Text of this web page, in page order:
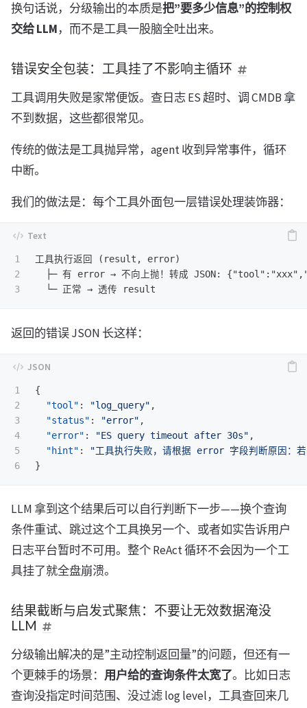
换句话说，分级输出的本质是把”要多少信息”的控制权
交给 LLM，而不是工具一股脑全吐出来。
错误安全包装：工具挂了不影响主循环
工具调用失败是家常便饭。查日志 ES 超时、调 CMDB 拿
不到数据，这些都很常见。
传统的做法是工具抛异常，agent 收到异常事件，循环
中断。
我们的做法是：每个工具外面包一层错误处理装饰器：
1
2
工具执行返回 (result, error)
├─ 有 error → 不向上抛！转成 JSON:
返回的错误 JSON 长这样：
1
2
3
4
5
{
"tool" : "log_query" ,
"status" : "error" ,
"error" : "ES query timeout after 30s" ,
"hint" :
"工具执行失败，请根据 error 字段判断原因：若
}
LLM 拿到这个结果后可以自行判断下一步——换个查询
条件重试、跳过这个工具换另一个、或者如实告诉用户
日志平台暂时不可用。整个 ReAct 循环不会因为一个工
具挂了就全盘崩溃。
结果截断与启发式聚焦：不要让无效数据淹没
LLM
分级输出解决的是”主动控制返回量”的问题，但还有一
个更棘手的场景： 用户给的查询条件太宽了。比如日志
查询没指定时间范围、没过滤 log level，工具查回来几